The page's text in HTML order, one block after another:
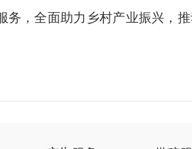
，全面助力乡村产业振兴，推